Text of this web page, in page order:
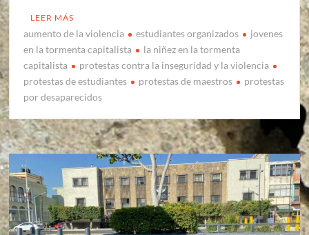
LEER MÁS
aumento de la violencia estudiantes organizados
jovenes
en la tormenta capitalista
la niñez en la tormenta
capitalista
protestas contra la inseguridad y la violencia
protestas de estudiantes
protestas de maestros
protestas
por desaparecidos